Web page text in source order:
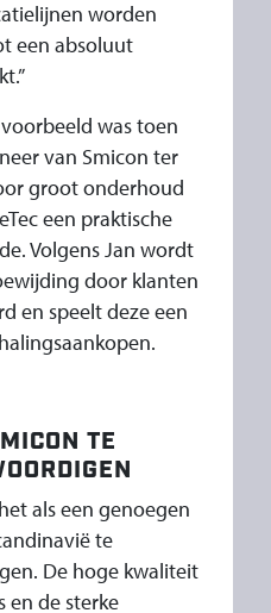
worden
een absoluut
was toen
van Smicon ter
groot onderhoud
een praktische
Volgens Jan wordt
door klanten
en speelt deze een
TE
als een genoegen
te
De hoge kwaliteit
en de sterke